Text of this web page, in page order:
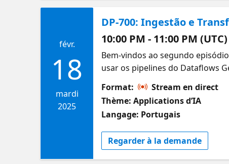
févr.
18
mardi
2025
DP-700: Ingestão e
10:00 PM - 11:00 PM (UTC)
Bem-vindos ao segundo
usar os pipelines do Dataflows
aplicar suas habilidades com
Format:
Stream en direct
Thème: Applications d’IA
Langage: Portugais
Regarder à la demande